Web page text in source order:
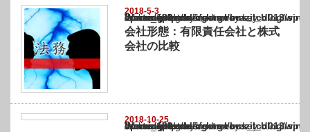
2018-5-3
Warning
: Undefined array key "show_category" in
/home/netst/kuno-cpa.co.jp/public_html/brazil_blog/wp-content/themes/
on line183
会社形態：有限責任会社と株式
会社の比較
2018-10-25
Warning
: Undefined array key "show_category" in
/home/netst/kuno-cpa.co.jp/public_html/brazil_blog/wp-content/themes/
on line183